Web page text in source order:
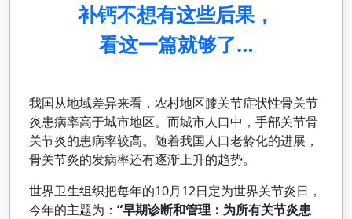
补钙不想有这些后果，
看这一篇就够了…
我国从地域差异来看，农村地区膝关节症状性骨关节
炎患病率高于城市地区。而城市人口中，手部关节骨
关节炎的患病率较高。随着我国人口老龄化的进展，
骨关节炎的发病率还有逐渐上升的趋势。
世界卫生组织把每年的10月12日定为世界关节炎日，
今年的主题为： “早期诊断和管理：为所有关节炎患